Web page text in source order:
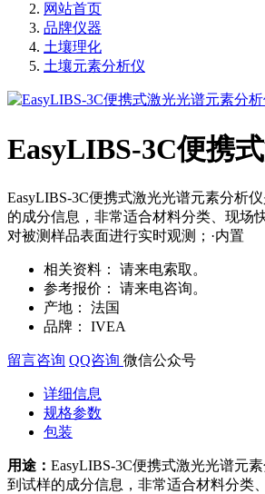
网站首页
品牌仪器
土壤理化
土壤元素分析仪
EasyLIBS-3C便携
EasyLIBS-3C便携式激光光谱元素分析
的成分信息，非常适合材料分类、现场
对被测样品表面进行实时观测；·内置
相关资料：
请来电索取。
参考报价：
请来电咨询。
产地：
法国
品牌：
IVEA
留言咨询 QQ咨询 微信公众号
详细信息
规格参数
包装
用途： EasyLIBS-3C便携式激光光谱元
到试样的成分信息，非常适合材料分类